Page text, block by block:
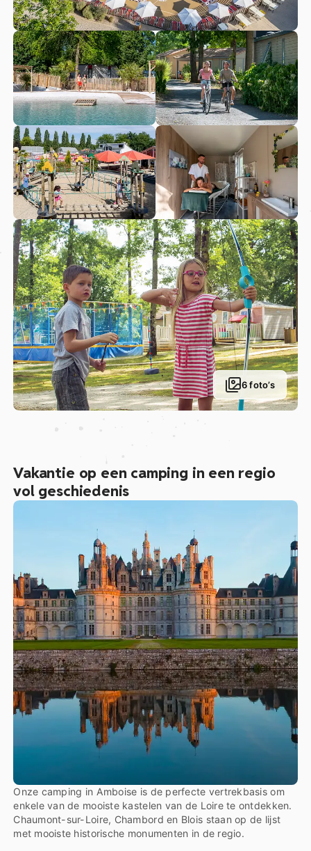
6 foto’s
Vakantie op een camping in een regio
vol geschiedenis
Onze camping in Amboise is de perfecte vertrekbasis om
enkele van de mooiste kastelen van de Loire te ontdekken.
Chaumont-sur-Loire, Chambord en Blois staan op de lijst
met mooiste historische monumenten in de regio.